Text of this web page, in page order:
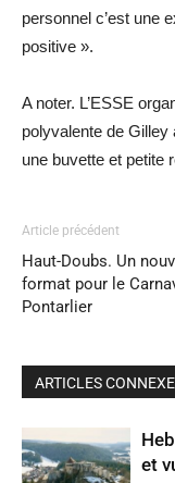
personnel c’est une
positive ».
A noter. L’ESSE
polyvalente de Gilley
une buvette et petite
Article précédent
Haut-Doubs. Un
format pour le
Pontarlier
ARTICLES
et